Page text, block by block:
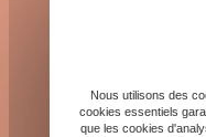
Nous utilisons des
cookies essentiels
que les cookies